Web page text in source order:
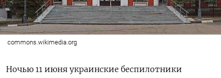
commons.wikimedia.org
Ночью 11 июня украинские беспилотники